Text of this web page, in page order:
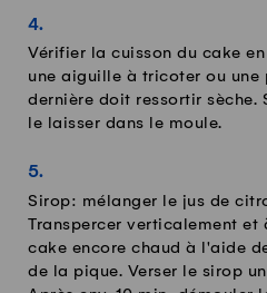
Vérifier la cuisson du cake
une aiguille à tricoter ou
dernière doit ressortir sèche.
le laisser dans le moule.
Sirop: mélanger le jus de
Transpercer verticalement et
cake encore chaud à l'aide
de la pique. Verser le sirop